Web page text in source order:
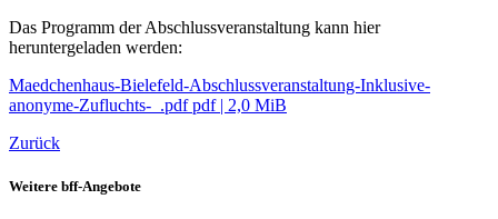
Das Programm der Abschlussveranstaltung kann hier
heruntergeladen werden:
Maedchenhaus-Bielefeld-Abschlussveranstaltung-Inklusive-
anonyme-Zufluchts-_.pdfpdf| 2,0 MiB
Zurück
Weitere bff-Angebote